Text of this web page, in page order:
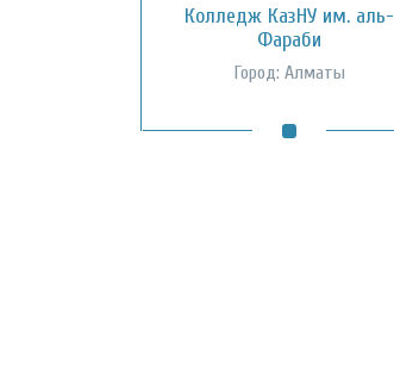
Колледж КазНУ им. аль-
Фараби
Город: Алматы